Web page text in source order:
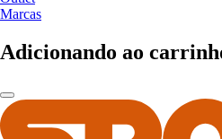
Marcas
Adicionando ao